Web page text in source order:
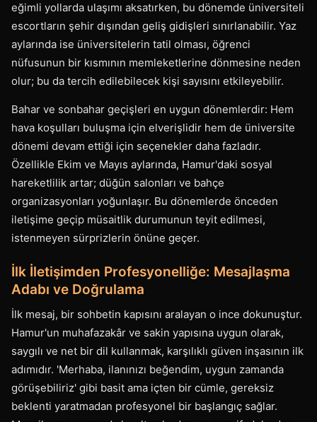
eğimli yollarda ulaşımı aksatırken, bu dönemde üniversiteli
escortların şehir dışından geliş gidişleri sınırlanabilir. Yaz
aylarında ise üniversitelerin tatil olması, öğrenci
nüfusunun bir kısmının memleketlerine dönmesine neden
olur; bu da tercih edilebilecek kişi sayısını etkileyebilir.
Bahar ve sonbahar geçişleri en uygun dönemlerdir: Hem
hava koşulları buluşma için elverişlidir hem de üniversite
dönemi devam ettiği için seçenekler daha fazladır.
Özellikle Ekim ve Mayıs aylarında, Hamur'daki sosyal
hareketlilik artar; düğün salonları ve bahçe
organizasyonları yoğunlaşır. Bu dönemlerde önceden
iletişime geçip müsaitlik durumunun teyit edilmesi,
istenmeyen sürprizlerin önüne geçer.
İlk İletişimden Profesyonelliğe: Mesajlaşma
Adabı ve Doğrulama
İlk mesaj, bir sohbetin kapısını aralayan o ince dokunuştur.
Hamur'un muhafazakâr ve sakin yapısına uygun olarak,
saygılı ve net bir dil kullanmak, karşılıklı güven inşasının ilk
adımıdır. 'Merhaba, ilanınızı beğendim, uygun zamanda
görüşebiliriz' gibi basit ama içten bir cümle, gereksiz
beklenti yaratmadan profesyonel bir başlangıç sağlar.